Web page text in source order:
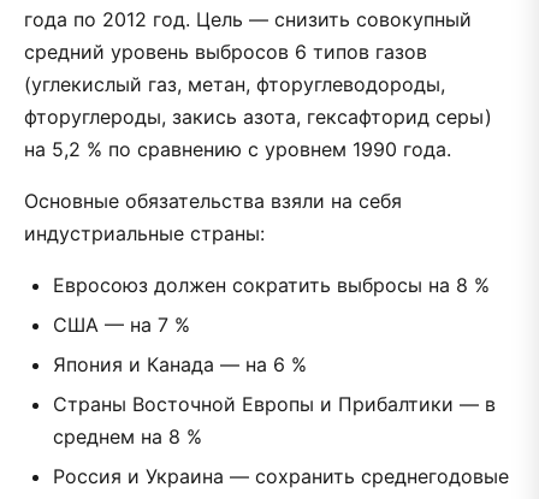
года по 2012 год. Цель — снизить совокупный
средний уровень выбросов 6 типов газов
(углекислый газ, метан, фторуглеводороды,
фторуглероды, закись азота, гексафторид серы)
на 5,2 % по сравнению с уровнем 1990 года.
Основные обязательства взяли на себя
индустриальные страны:
Евросоюз должен сократить выбросы на 8 %
США — на 7 %
Япония и Канада — на 6 %
Страны Восточной Европы и Прибалтики — в
среднем на 8 %
Россия и Украина — сохранить среднегодовые